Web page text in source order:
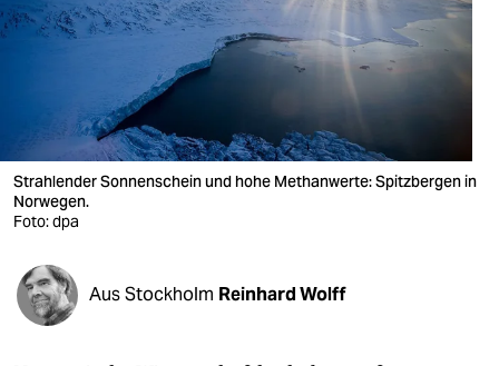
nord
verlag
verlag
veranstaltungen
shop
fragen & hilfe
Strahlender Sonnenschein und hohe Methanwerte: Spitzbergen in
Norwegen.
Foto: dpa
Aus Stockholm Reinhard Wolff